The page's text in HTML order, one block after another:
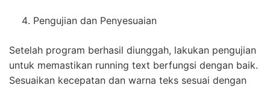
Pengujian dan Penyesuaian
Setelah program berhasil diunggah, lakukan pengujian
untuk memastikan running text berfungsi dengan baik.
Sesuaikan kecepatan dan warna teks sesuai dengan